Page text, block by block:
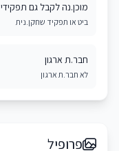
מוכן.נה לקבל גם תפקידי
ביט או תפקיד שחקן.נית
חבר.ת ארגון
לא חבר.ת ארגון
פרופיל